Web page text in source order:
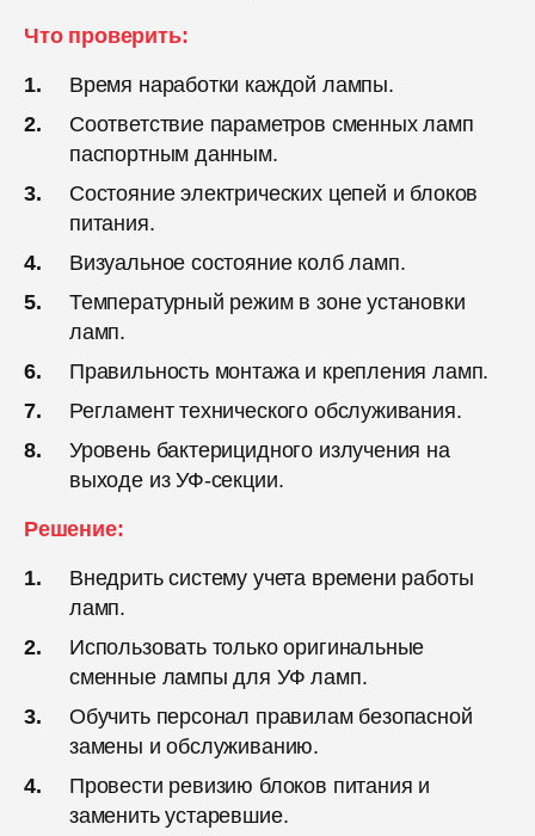
Что проверить:
Время наработки каждой лампы.
Соответствие параметров сменных ламп
паспортным данным.
Состояние электрических цепей и блоков
питания.
Визуальное состояние колб ламп.
Температурный режим в зоне установки
ламп.
Правильность монтажа и крепления ламп.
Регламент технического обслуживания.
Уровень бактерицидного излучения на
выходе из УФ-секции.
Решение:
Внедрить систему учета времени работы
ламп.
Использовать только оригинальные
сменные лампы для УФ ламп.
Обучить персонал правилам безопасной
замены и обслуживанию.
Провести ревизию блоков питания и
заменить устаревшие.